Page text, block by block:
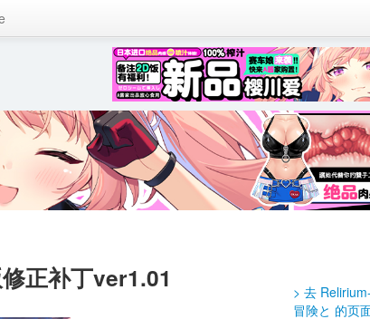
正补丁ver1.01
> 去
冒険と 的页